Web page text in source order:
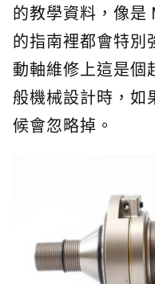
的教學資料，像是
的指南裡都會特別
動軸維修上這是個
般機械設計時，如
候會忽略掉。